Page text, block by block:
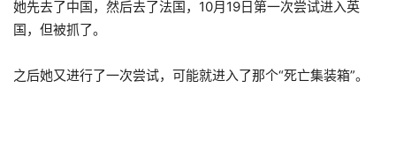
她先去了中国，然后去了法国，10月19日第一次尝试进入英
国，但被抓了。
之后她又进行了一次尝试，可能就进入了那个“死亡集装箱”。